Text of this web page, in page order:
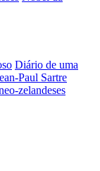
Diário de uma
Paul Sartre
zelandeses